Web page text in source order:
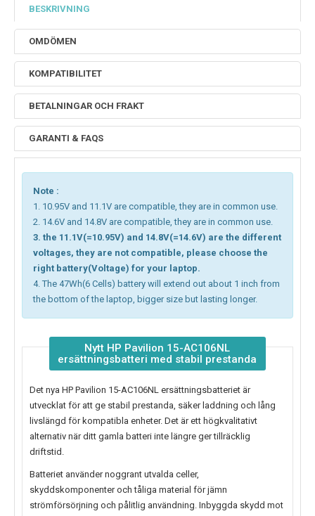
BESKRIVNING
OMDÖMEN
KOMPATIBILITET
BETALNINGAR OCH FRAKT
GARANTI & FAQS
Note :
1. 10.95V and 11.1V are compatible, they are in common use.
2. 14.6V and 14.8V are compatible, they are in common use.
3. the 11.1V(=10.95V) and 14.8V(=14.6V) are the different
voltages, they are not compatible, please choose the
right battery(Voltage) for your laptop.
4. The 47Wh(6 Cells) battery will extend out about 1 inch from
the bottom of the laptop, bigger size but lasting longer.
Nytt HP Pavilion 15-AC106NL
ersättningsbatteri med stabil prestanda
Det nya HP Pavilion 15-AC106NL ersättningsbatteriet är
utvecklat för att ge stabil prestanda, säker laddning och lång
livslängd för kompatibla enheter. Det är ett högkvalitativt
alternativ när ditt gamla batteri inte längre ger tillräcklig
driftstid.
Batteriet använder noggrant utvalda celler,
skyddskomponenter och tåliga material för jämn
strömförsörjning och pålitlig användning. Inbyggda skydd mot